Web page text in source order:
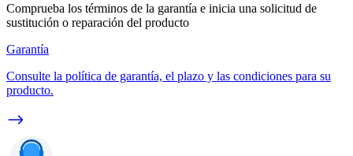
Comprueba los términos de la garantía e inicia una solicitud de
sustitución o reparación del producto
Garantía
Consulte la política de garantía, el plazo y las condiciones para su
producto.